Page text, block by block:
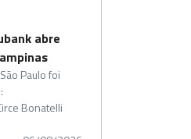
abre
Paulo foi
Bonatelli